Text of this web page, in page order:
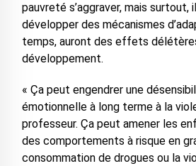
pauvreté s’aggraver, mais surtout,
développer des mécanismes
temps, auront des effets
développement.
« Ça peut engendrer une
émotionnelle à long terme à la
professeur. Ça peut amener les
des comportements à risque en
consommation de drogues ou la